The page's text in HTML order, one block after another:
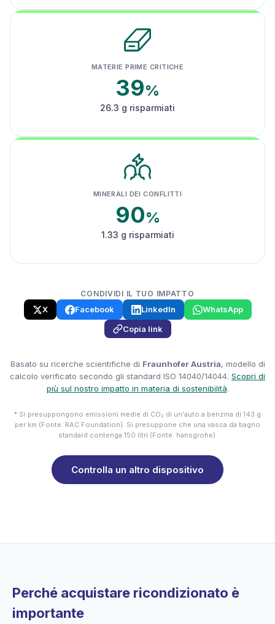
MATERIE PRIME CRITICHE
39%
26.3 g risparmiati
MINERALI DEI CONFLITTI
90%
1.33 g risparmiati
CONDIVIDI IL TUO IMPATTO
X Facebook LinkedIn
WhatsApp
Copia link
Basato su ricerche scientifiche di Fraunhofer Austria, modello di
calcolo verificato secondo gli standard ISO 14040/14044. Scopri di
più sul nostro impatto in materia di sostenibilità.
* Si presuppongono emissioni medie di CO₂ di un'auto a benzina di 143 g
per km (Fonte: RAC Foundation). Si presuppone che una vasca da bagno
standard contenga 150 litri (Fonte: hansgrohe).
Controlla un altro dispositivo
Perché acquistare ricondizionato è
importante